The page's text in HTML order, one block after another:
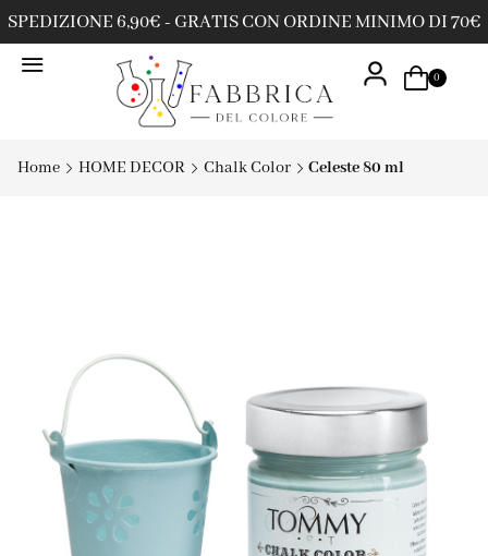
SPEDIZIONE 6,90€ - GRATIS CON ORDINE MINIMO DI 70€
0
Home HOME DECOR Chalk Color Celeste 80 ml